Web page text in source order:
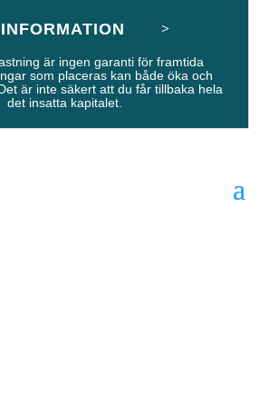
är ingen garanti för framtida
som placeras kan både öka och
är inte säkert att du får tillbaka hela
det insatta kapitalet.